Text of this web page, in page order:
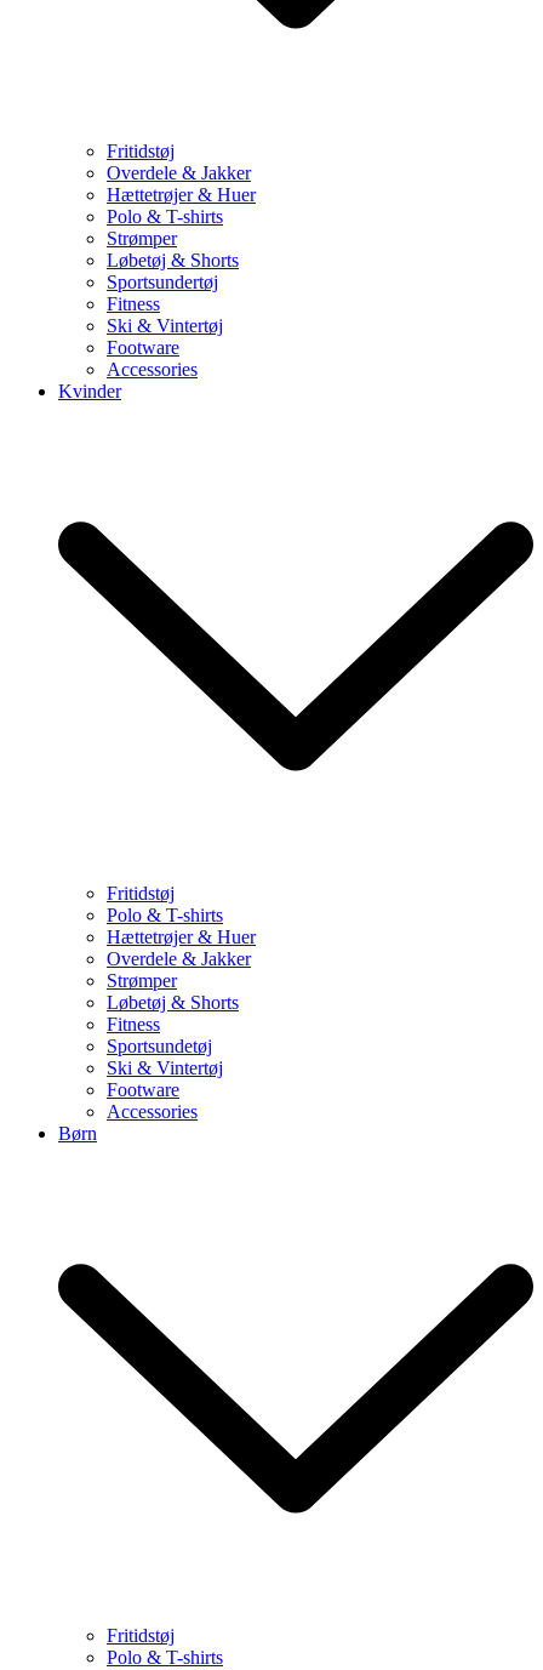
Fritidstøj
Overdele & Jakker
Hættetrøjer & Huer
Polo & T-shirts
Strømper
Løbetøj & Shorts
Sportsundertøj
Fitness
Ski & Vintertøj
Footware
Accessories
Kvinder
Fritidstøj
Polo & T-shirts
Hættetrøjer & Huer
Overdele & Jakker
Strømper
Løbetøj & Shorts
Fitness
Sportsundetøj
Ski & Vintertøj
Footware
Accessories
Børn
Fritidstøj
Polo & T-shirts